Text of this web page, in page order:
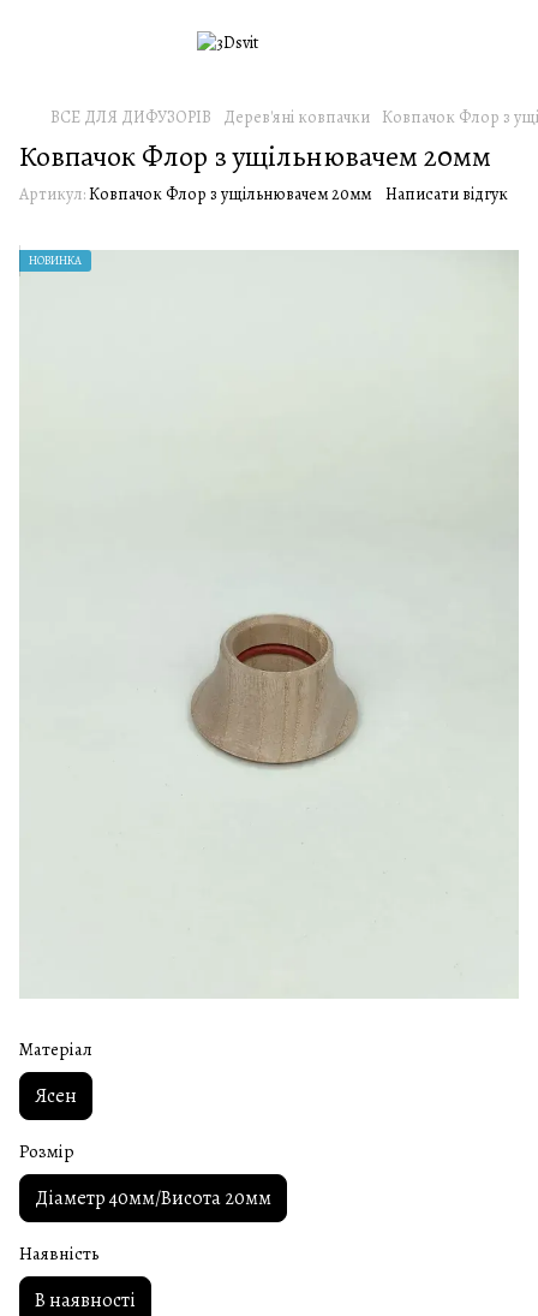
ВСЕ ДЛЯ ДИФУЗОРІВ Дерев'яні ковпачки Ковпачок Флор з
Ковпачок Флор з ущільнювачем 20мм
Артикул:Ковпачок Флор з ущільнювачем 20мм Написати відгук
НОВИНКА
Матеріал
Ясен
Розмір
Діаметр 40мм/Висота 20мм
Наявність
В наявності